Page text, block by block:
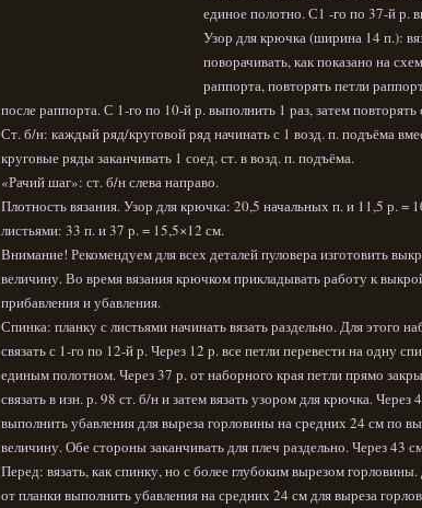
единое полотно. С1 -го по 37-й р.
Узор для крючка (ширина 14 п.):
поворачивать, как показано на
раппорта, повторять петли
после раппорта. С 1-го по 10-й р. выполнить 1 раз, затем
Ст. б/н: каждый ряд/круговой ряд начинать с 1 возд. п. подъёма
круговые ряды заканчивать 1 соед. ст. в возд. п. подъёма.
«Рачий шаг»: ст. б/н слева направо.
Плотность вязания. Узор для крючка: 20,5 начальных п. и 11,5 р. =
листьями: 33 п. и 37 р. = 15,5×12 см.
Внимание! Рекомендуем для всех деталей пуловера изготовить
величину. Во время вязания крючком прикладывать работу к
прибавления и убавления.
Спинка: планку с листьями начинать вязать раздельно. Для этого
связать с 1-го по 12-й р. Через 12 р. все петли перевести на одну
единым полотном. Через 37 р. от наборного края петли прямо
связать в изн. р. 98 ст. б/н и затем вязать узором для крючка. Через
выполнить убавления для выреза горловины на средних 24 см по
величину. Обе стороны заканчивать для плеч раздельно. Через 43
Перед: вязать, как спинку, но с более глубоким вырезом
от планки выполнить убавления на средних 24 см для выреза